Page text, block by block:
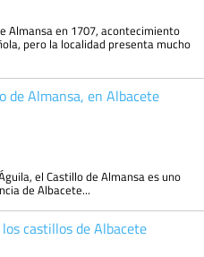
Almansa en 1707, acontecimiento
pero la localidad presenta mucho
de Almansa, en Albacete
el Castillo de Almansa es uno
de Albacete...
castillos de Albacete